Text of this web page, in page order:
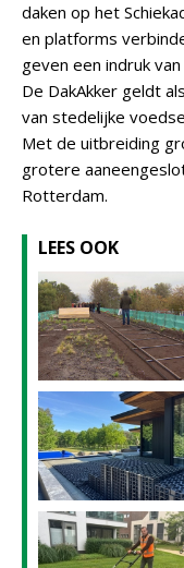
daken op het
en platforms
geven een indruk
De DakAkker geldt
van stedelijke
Met de uitbreiding
grotere
Rotterdam.
LEES OOK